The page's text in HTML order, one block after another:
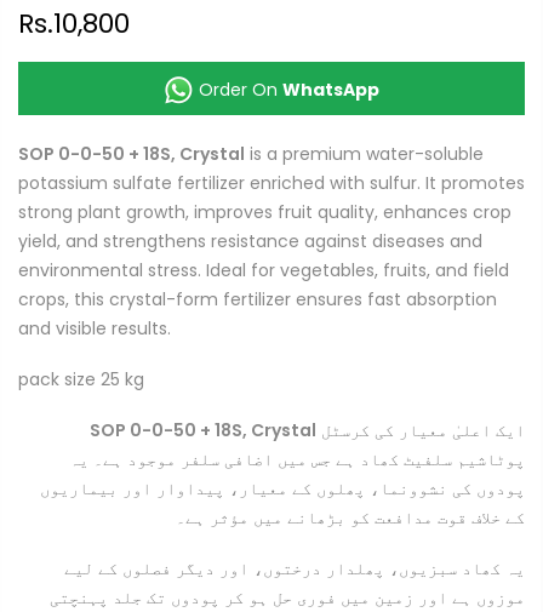
Rs.10,800
Order On WhatsApp
SOP 0-0-50 + 18S, Crystal is a premium water-soluble
potassium sulfate fertilizer enriched with sulfur. It promotes
strong plant growth, improves fruit quality, enhances crop
yield, and strengthens resistance against diseases and
environmental stress. Ideal for vegetables, fruits, and field
crops, this crystal-form fertilizer ensures fast absorption
and visible results.
pack size 25 kg
SOP 0-0-50 + 18S, Crystal
پوٹاشیم سلفیٹ کھاد ہے جس میں اضافی سلفر موجود ہے۔ یہ
پودوں کی نشوونما، پھلوں کے معیار، پیداوار اور بیماریوں
کے خلاف قوت مدافعت کو بڑھانے میں مؤثر ہے۔
یہ کھاد سبزیوں، پھلدار درختوں، اور دیگر فصلوں کے لیے
موزوں ہے اور زمین میں فوری حل ہو کر پودوں تک جلد پہنچتی